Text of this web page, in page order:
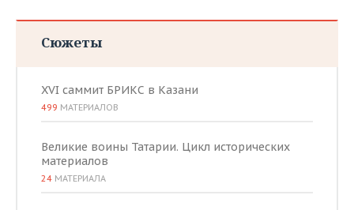
ХОККЕЙ С МЯЧОМ
ПРОИСШЕСТВИЯ
Сюжеты
XVI саммит БРИКС в Казани
499 МАТЕРИАЛОВ
Великие воины Татарии. Цикл исторических
материалов
24 МАТЕРИАЛА